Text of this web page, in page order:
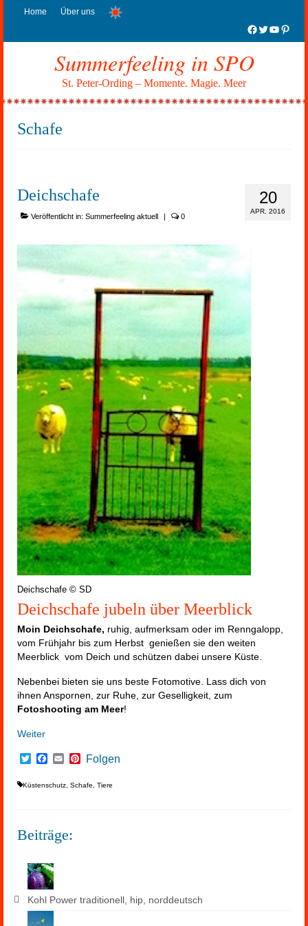
Home Über uns
Facebook
Twitter
Summerfeeling in SPO
St. Peter-Ording – Momente. Magie. Meer
Schafe
20
APR. 2016
Deichschafe
Veröffentlicht in: Summerfeeling aktuell | 0
Deichschafe © SD
Deichschafe jubeln über Meerblick
Moin Deichschafe, ruhig, aufmerksam oder im Renngalopp,
vom Frühjahr bis zum Herbst genießen sie den weiten
Meerblick vom Deich und schützen dabei unsere Küste.
Nebenbei bieten sie uns beste Fotomotive. Lass dich von
ihnen Anspornen, zur Ruhe, zur Geselligkeit, zum
Fotoshooting am Meer!
Weiter
TwitterFacebook
EmailPinterest
Folgen
Küstenschutz Schafe Tiere
Beiträge:
Kohl Power traditionell, hip, norddeutsch